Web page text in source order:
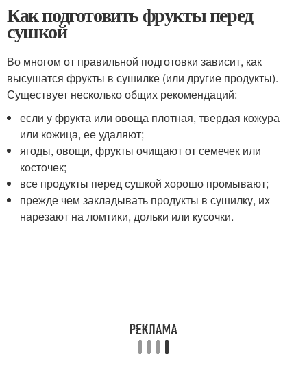
Как подготовить фрукты перед
сушкой
Во многом от правильной подготовки зависит, как
высушатся фрукты в сушилке (или другие продукты).
Существует несколько общих рекомендаций:
если у фрукта или овоща плотная, твердая кожура
или кожица, ее удаляют;
ягоды, овощи, фрукты очищают от семечек или
косточек;
все продукты перед сушкой хорошо промывают;
прежде чем закладывать продукты в сушилку, их
нарезают на ломтики, дольки или кусочки.